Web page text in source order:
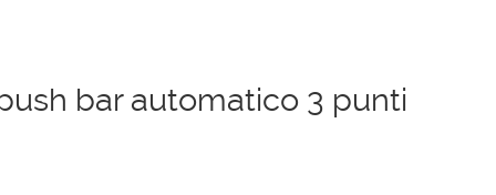
bar automatico 3 punti